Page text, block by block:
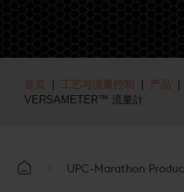
首页 工艺与流量控制 产品
VERSAMETER™ 流量計
UPC-Marathon